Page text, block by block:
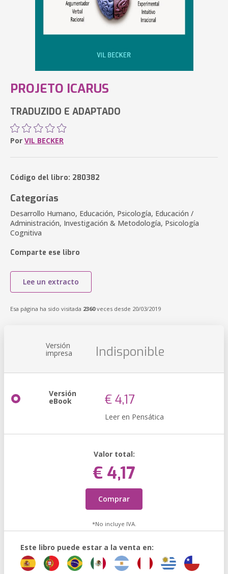
PROJETO ICARUS
TRADUZIDO E ADAPTADO
Por VIL BECKER
Código del libro: 280382
Categorías
Desarrollo Humano, Educación, Psicología, Educación /
Administración, Investigación & Metodología, Psicología
Cognitiva
Comparte ese libro
Lee un extracto
Esa página ha sido visitada 2360veces desde 20/03/2019
Versión
impresa Indisponible
Versión
eBook € 4,17
Leer en Pensática
Valor total:
€ 4,17
Comprar
*No incluye IVA.
Este libro puede estar a la venta en: